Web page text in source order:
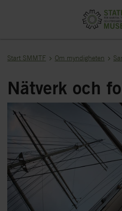
Start SMMTF Om myndigheten
Nätverk och